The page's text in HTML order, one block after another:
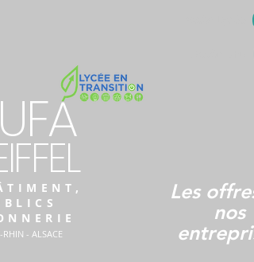
UFA
RHIN - ALSACE
Les
nos